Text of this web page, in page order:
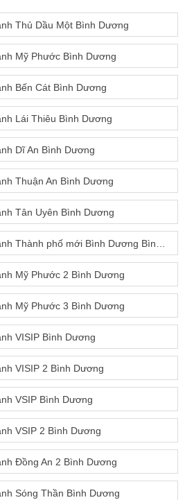
Thủ Dầu Một Bình Dương
Mỹ Phước Bình Dương
Bến Cát Bình Dương
Lái Thiêu Bình Dương
Dĩ An Bình Dương
Thuận An Bình Dương
Tân Uyên Bình Dương
phố mới Bình Dương Bình Dương
Mỹ Phước 2 Bình Dương
Mỹ Phước 3 Bình Dương
VISIP Bình Dương
VISIP 2 Bình Dương
VSIP Bình Dương
VSIP 2 Bình Dương
Đồng An 2 Bình Dương
Sóng Thần Bình Dương